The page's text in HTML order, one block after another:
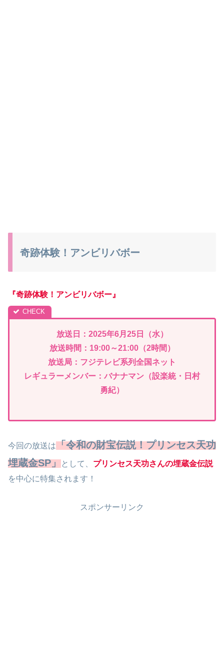
奇跡体験！アンビリバボー
『奇跡体験！アンビリバボー』
放送日：2025年6月25日（水）
放送時間：19:00～21:00（2時間）
放送局：フジテレビ系列全国ネット
レギュラーメンバー：バナナマン（設楽統・日村
勇紀）
今回の放送は「令和の財宝伝説！プリンセス天功
埋蔵金SP」として、 プリンセス天功さんの埋蔵金伝説
を中心に特集されます！
スポンサーリンク